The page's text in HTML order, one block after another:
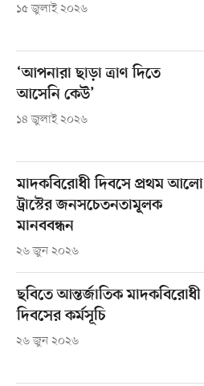
১৫ জুলাই ২০২৬
‘আপনারা ছাড়া ত্রাণ দিতে
আসেনি কেউ’
১৪ জুলাই ২০২৬
মাদকবিরোধী দিবসে প্রথম আলো
ট্রাস্টের জনসচেতনতামূলক
মানববন্ধন
২৬ জুন ২০২৬
ছবিতে আন্তর্জাতিক মাদকবিরোধী
দিবসের কর্মসূচি
২৬ জুন ২০২৬